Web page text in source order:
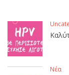
Νέα